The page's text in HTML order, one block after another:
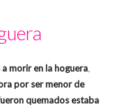
morir en la hoguera,
por ser menor de
quemados estaba